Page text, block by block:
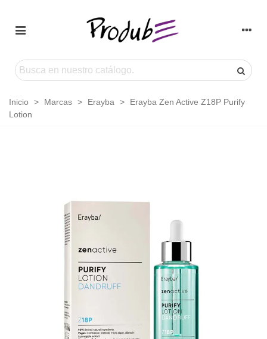
Inicio > Marcas > Erayba >
Erayba Zen Active Z18P Purify
Lotion